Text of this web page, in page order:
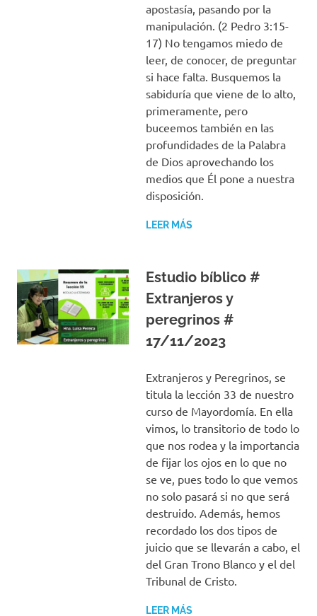
apostasía, pasando por la
manipulación. (2 Pedro 3:15-
17) No tengamos miedo de
leer, de conocer, de preguntar
si hace falta. Busquemos la
sabiduría que viene de lo alto,
primeramente, pero
buceemos también en las
profundidades de la Palabra
de Dios aprovechando los
medios que Él pone a nuestra
disposición.
LEER MÁS
Estudio bíblico #
Extranjeros y
peregrinos #
17/11/2023
Extranjeros y Peregrinos, se
titula la lección 33 de nuestro
curso de Mayordomía. En ella
vimos, lo transitorio de todo lo
que nos rodea y la importancia
de fijar los ojos en lo que no
se ve, pues todo lo que vemos
no solo pasará si no que será
destruido. Además, hemos
recordado los dos tipos de
juicio que se llevarán a cabo, el
del Gran Trono Blanco y el del
Tribunal de Cristo.
LEER MÁS